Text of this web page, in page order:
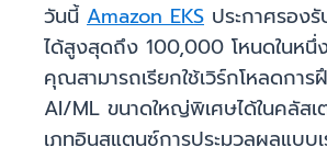
วันนี้ Amazon EKS ประกาศรอง
ได้สูงสุดถึง 100,000 โหนดในหนึ่
คุณสามารถเรียกใช้เวิร์กโหลดการ
AI/ML ขนาดใหญ่พิเศษได้ในคลัสเ
เภทอินสแตนซ์การประมวลผลแบบเ